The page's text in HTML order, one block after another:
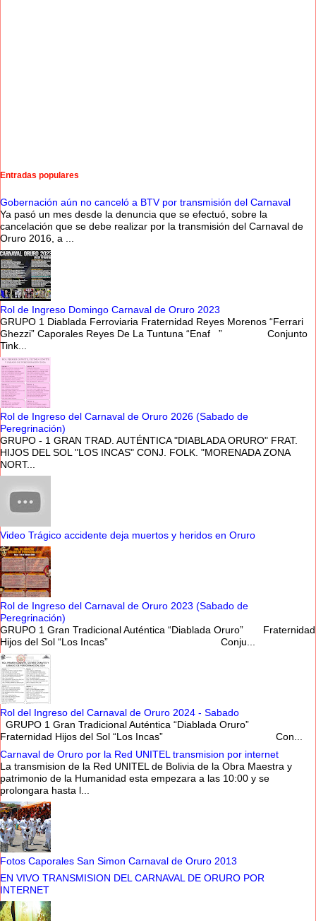
Entradas populares
Gobernación aún no canceló a BTV por transmisión del Carnaval
Ya pasó un mes desde la denuncia que se efectuó, sobre la
cancelación que se debe realizar por la transmisión del Carnaval de
Oruro 2016, a ...
Rol de Ingreso Domingo Carnaval de Oruro 2023
GRUPO 1 Diablada Ferroviaria Fraternidad Reyes Morenos “Ferrari
Ghezzi” Caporales Reyes De La Tuntuna “Enaf ” Conjunto
Tink...
Rol de Ingreso del Carnaval de Oruro 2026 (Sabado de
Peregrinación)
GRUPO - 1 GRAN TRAD. AUTÉNTICA "DIABLADA ORURO" FRAT.
HIJOS DEL SOL "LOS INCAS" CONJ. FOLK. "MORENADA ZONA
NORT...
Video Trágico accidente deja muertos y heridos en Oruro
Rol de Ingreso del Carnaval de Oruro 2023 (Sabado de
Peregrinación)
GRUPO 1 Gran Tradicional Auténtica “Diablada Oruro” Fraternidad
Hijos del Sol “Los Incas” Conju...
Rol del Ingreso del Carnaval de Oruro 2024 - Sabado
GRUPO 1 Gran Tradicional Auténtica “Diablada Oruro”
Fraternidad Hijos del Sol “Los Incas” Con...
Carnaval de Oruro por la Red UNITEL transmision por internet
La transmision de la Red UNITEL de Bolivia de la Obra Maestra y
patrimonio de la Humanidad esta empezara a las 10:00 y se
prolongara hasta l...
Fotos Caporales San Simon Carnaval de Oruro 2013
EN VIVO TRANSMISION DEL CARNAVAL DE ORURO POR
INTERNET